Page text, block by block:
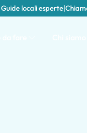
locali esperte|